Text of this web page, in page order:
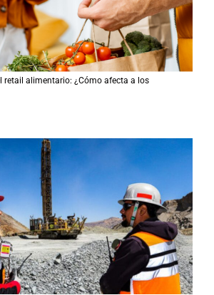
retail alimentario: ¿Cómo afecta a los